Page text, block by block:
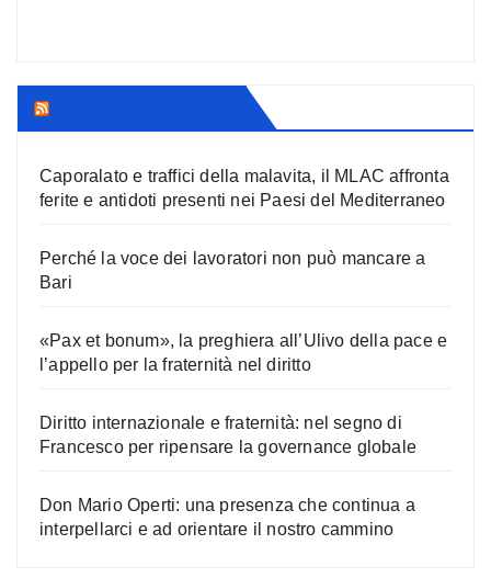
Caporalato e traffici della malavita, il MLAC affronta
ferite e antidoti presenti nei Paesi del Mediterraneo
Perché la voce dei lavoratori non può mancare a
Bari
«Pax et bonum», la preghiera all’Ulivo della pace e
l’appello per la fraternità nel diritto
Diritto internazionale e fraternità: nel segno di
Francesco per ripensare la governance globale
Don Mario Operti: una presenza che continua a
interpellarci e ad orientare il nostro cammino